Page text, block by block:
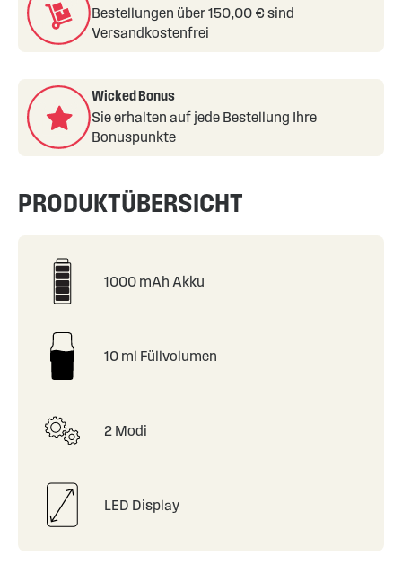
Bestellungen über 150,00 € sind
Versandkostenfrei
Wicked Bonus
Sie erhalten auf jede Bestellung Ihre
Bonuspunkte
PRODUKTÜBERSICHT
1000 mAh Akku
10 ml Füllvolumen
2 Modi
LED Display